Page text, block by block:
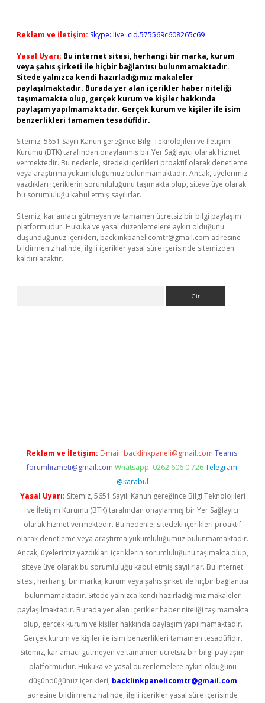
Reklam ve İletişim: Skype: live:.cid.575569c608265c69
Yasal Uyarı: Bu internet sitesi, herhangi bir marka, kurum
veya şahıs şirketi ile hiçbir bağlantısı bulunmamaktadır.
Sitede yalnızca kendi hazırladığımız makaleler
paylaşılmaktadır. Burada yer alan içerikler haber niteliği
taşımamakta olup, gerçek kurum ve kişiler hakkında
paylaşım yapılmamaktadır. Gerçek kurum ve kişiler ile isim
benzerlikleri tamamen tesadüfidir.
Sitemiz, 5651 Sayılı Kanun gereğince Bilgi Teknolojileri ve İletişim
Kurumu (BTK) tarafından onaylanmış bir Yer Sağlayıcı olarak hizmet
vermektedir. Bu nedenle, sitedeki içerikleri proaktif olarak denetleme
veya araştırma yükümlülüğümüz bulunmamaktadır. Ancak, üyelerimiz
yazdıkları içeriklerin sorumluluğunu taşımakta olup, siteye üye olarak
bu sorumluluğu kabul etmiş sayılırlar.
Sitemiz, kar amacı gütmeyen ve tamamen ücretsiz bir bilgi paylaşım
platformudur. Hukuka ve yasal düzenlemelere aykırı olduğunu
düşündüğünüz içerikleri, backlinkpanelicomtr@gmail.com adresine
bildirmeniz halinde, ilgili içerikler yasal süre içerisinde sitemizden
kaldırılacaktır.
Reklam ve İletişim: E-mail: backlinkpaneli@gmail.com Teams:
forumhizmeti@gmail.com Whatsapp: 0262 606 0 726 Telegram:
@karabul
Yasal Uyarı: Sitemiz, 5651 Sayılı Kanun gereğince Bilgi Teknolojileri
ve İletişim Kurumu (BTK) tarafından onaylanmış bir Yer Sağlayıcı
olarak hizmet vermektedir. Bu nedenle, sitedeki içerikleri proaktif
olarak denetleme veya araştırma yükümlülüğümüz bulunmamaktadır.
Ancak, üyelerimiz yazdıkları içeriklerin sorumluluğunu taşımakta olup,
siteye üye olarak bu sorumluluğu kabul etmiş sayılırlar. Bu internet
sitesi, herhangi bir marka, kurum veya şahıs şirketi ile hiçbir bağlantısı
bulunmamaktadır. Sitede yalnızca kendi hazırladığımız makaleler
paylaşılmaktadır. Burada yer alan içerikler haber niteliği taşımamakta
olup, gerçek kurum ve kişiler hakkında paylaşım yapılmamaktadır.
Gerçek kurum ve kişiler ile isim benzerlikleri tamamen tesadüfidir.
Sitemiz, kar amacı gütmeyen ve tamamen ücretsiz bir bilgi paylaşım
platformudur. Hukuka ve yasal düzenlemelere aykırı olduğunu
düşündüğünüz içerikleri, backlinkpanelicomtr@gmail.com
adresine bildirmeniz halinde, ilgili içerikler yasal süre içerisinde